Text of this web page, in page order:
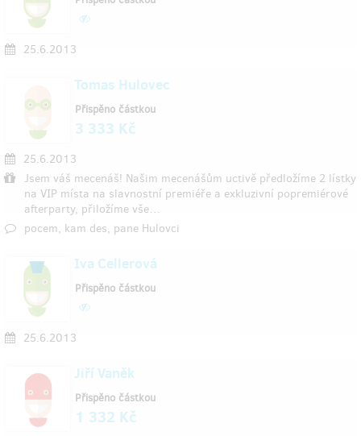
25.6.2013
Tomas Hulovec
25.6.2013
Jsem váš mecenáš! Našim mecenášům uctivě předložíme 2 lístky
na VIP místa na slavnostní premiéře a exkluzivní popremiérové
afterparty, přiložíme vše…
pocem, kam des, pane Hulovci
Přispěno částkou
3 333 Kč
Iva Cellerová
25.6.2013
Přispěno částkou
Jiří Vaněk
Přispěno částkou
1 332 Kč